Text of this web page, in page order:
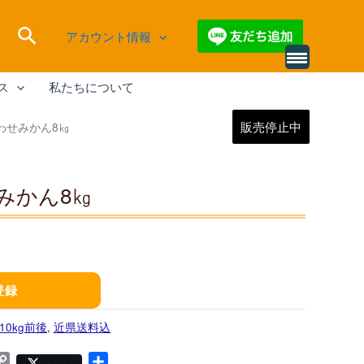
検
索
アカウント情報
私たちについて
販売停止中
せみかん8㎏
かん8㎏
録
10kg前後, 近県送料込